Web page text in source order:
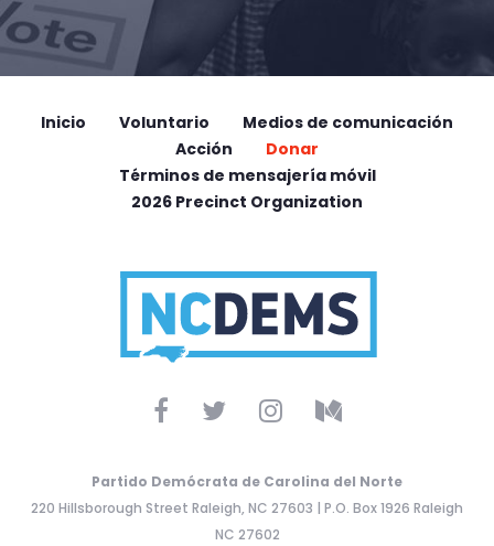
Inicio Voluntario
Medios de comunicación
Acción
Donar
Términos de mensajería móvil
2026 Precinct Organization
Partido Demócrata de Carolina del Norte
220 Hillsborough Street Raleigh, NC 27603 | P.O. Box 1926 Raleigh
NC 27602